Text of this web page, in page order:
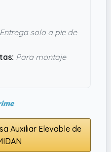
Entrega solo a pie de
Para montaje
Auxiliar Elevable de